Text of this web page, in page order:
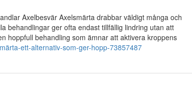
Axelbesvär Axelsmärta drabbar väldigt många och
behandlingar ger ofta endast tillfällig lindring utan att
hoppfull behandling som ämnar att aktivera kroppens
ett-alternativ-som-ger-hopp-73857487